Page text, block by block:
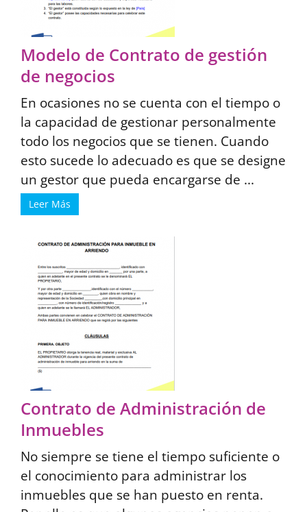
Modelo de Contrato de gestión
de negocios
En ocasiones no se cuenta con el tiempo o
la capacidad de gestionar personalmente
todo los negocios que se tienen. Cuando
esto sucede lo adecuado es que se designe
un gestor que pueda encargarse de ...
Leer Más
Contrato de Administración de
Inmuebles
No siempre se tiene el tiempo suficiente o
el conocimiento para administrar los
inmuebles que se han puesto en renta.